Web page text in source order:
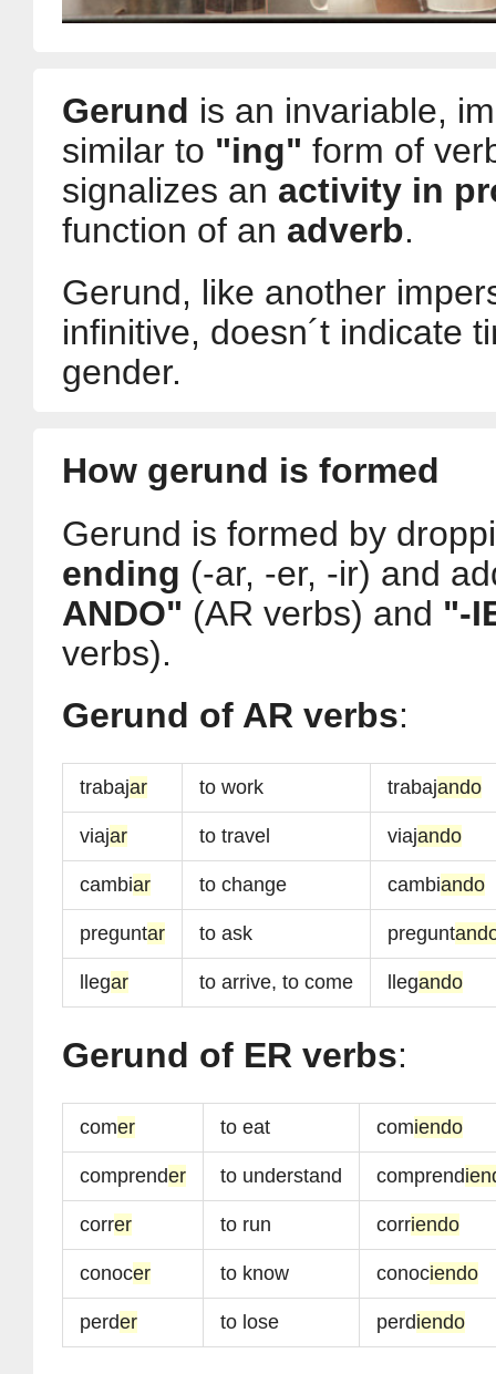
Gerund is an invariable,
similar to "ing" form of
signalizes an activity in
function of an adverb.
Gerund, like another
infinitive, doesn´t indicate
gender.
How gerund is formed
Gerund is formed by
ending (-ar, -er, -ir) and
ANDO" (AR verbs) and "-
verbs).
Gerund of AR verbs:
trabajar to work trabajando
viajar to travel viajando
cambiar to change cambiando
preguntar to ask pregunt
llegar to arrive, to come llegando
Gerund of ER verbs:
comer to eat comiendo
comprender to understand comprend
correr to run corriendo
conocer to know conociendo
perder to lose perdiendo